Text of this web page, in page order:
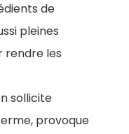
de
pleines
rendre les
sollicite
provoque